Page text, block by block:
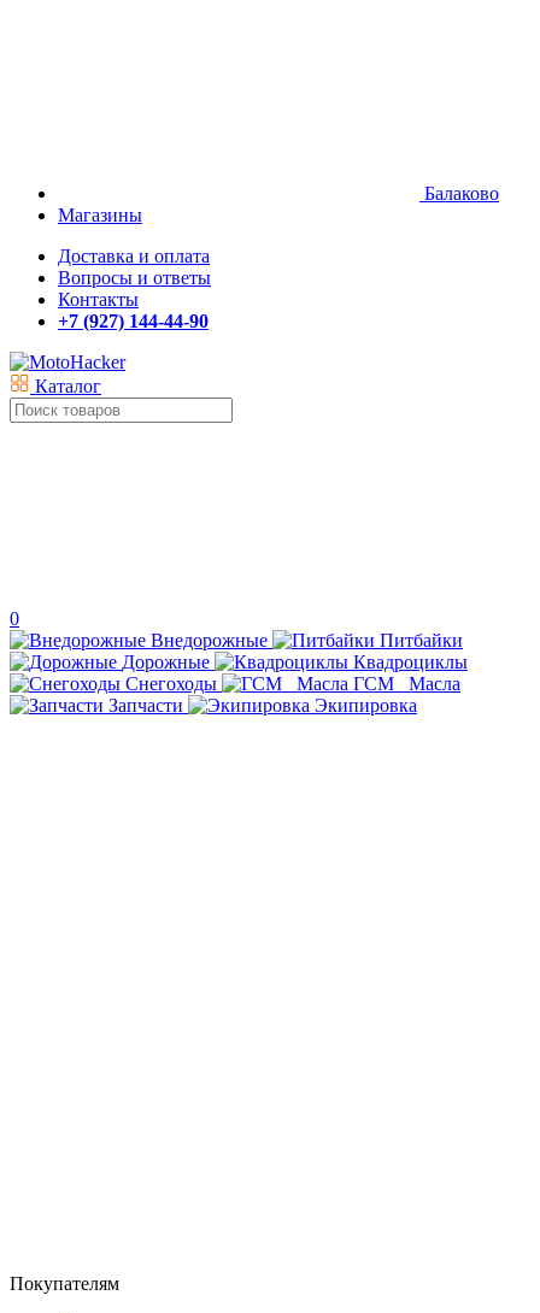
Балаково
Магазины
Доставка и оплата
Вопросы и ответы
Контакты
+7 (927) 144-44-90
Каталог
0
Внедорожные
Питбайки
Дорожные
Квадроциклы
Снегоходы
ГСМ _Масла
Запчасти
Экипировка
Покупателям